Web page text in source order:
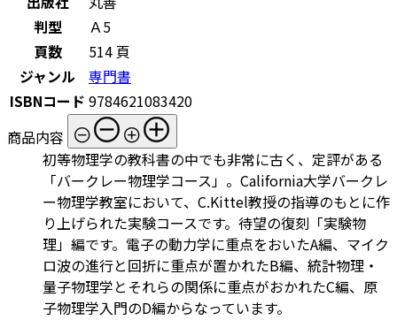
判型
Ａ5
頁数
514 頁
ジャンル
専門書
ISBNコード 9784621083420
商品内容
初等物理学の教科書の中でも非常に古く、定評がある
「バークレー物理学コース」。California大学バークレ
ー物理学教室において、C.Kittel教授の指導のもとに作
り上げられた実験コースです。待望の復刻「実験物
理」編です。電子の動力学に重点をおいたA編、マイク
ロ波の進行と回折に重点が置かれたB編、統計物理・
量子物理学とそれらの関係に重点がおかれたC編、原
子物理学入門のD編からなっています。